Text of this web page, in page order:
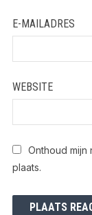
E-MAILADRES
WEBSITE
Onthoud mijn
plaats.